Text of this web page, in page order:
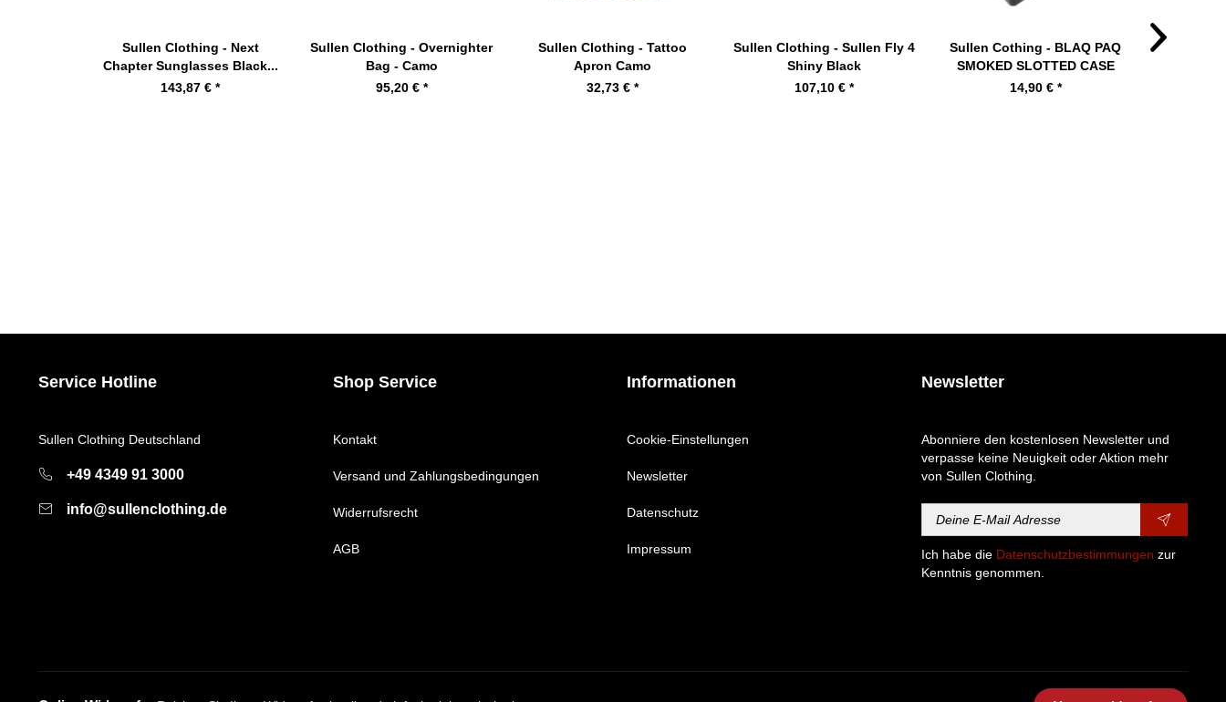
Sullen Clothing - Next
Chapter Sunglasses Black...
143,87 € *
Sullen Clothing - Overnighter
Bag - Camo
95,20 € *
Sullen Clothing - Tattoo
Apron Camo
32,73 € *
Sullen Clothing - Sullen Fly 4
Shiny Black
107,10 € *
Sullen Cothing - BLAQ PAQ
SMOKED SLOTTED CASE
14,90 € *
Service Hotline
Sullen Clothing Deutschland
+49 4349 91 3000
info@sullenclothing.de
Shop Service
Kontakt
Versand und Zahlungsbedingungen
Widerrufsrecht
AGB
Informationen
Cookie-Einstellungen
Newsletter
Datenschutz
Impressum
Newsletter
Abonniere den kostenlosen Newsletter und
verpasse keine Neuigkeit oder Aktion mehr
von Sullen Clothing.
Ich habe die Datenschutzbestimmungen zur
Kenntnis genommen.